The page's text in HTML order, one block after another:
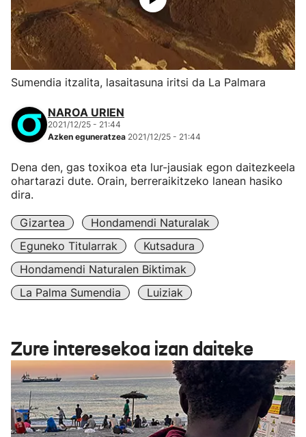
Sumendia itzalita, lasaitasuna iritsi da La Palmara
NAROA URIEN
2021/12/25 - 21:44
Azken eguneratzea 2021/12/25 - 21:44
Dena den, gas toxikoa eta lur-jausiak egon daitezkeela
ohartarazi dute. Orain, berreraikitzeko lanean hasiko
dira.
Gizartea
Hondamendi Naturalak
Eguneko Titularrak
Kutsadura
Hondamendi Naturalen Biktimak
La Palma Sumendia
Luiziak
Zure interesekoa izan daiteke